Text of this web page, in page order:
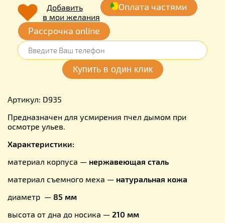
Добавить
в мои желания
Оплата частями
Рассрочка online
Артикул: D935
Предназначен для усмирения пчел дымом при
осмотре ульев.
Характеристики:
материал корпуса — нержавеющая сталь
материал съемного меха — натуральная кожа
диаметр — 85 мм
высота от дна до носика — 210 мм